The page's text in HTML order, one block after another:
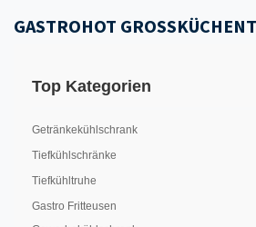
GASTROHOT
Top Kategorien
Getränkekühlschrank
Tiefkühlschränke
Tiefkühltruhe
Gastro Fritteusen